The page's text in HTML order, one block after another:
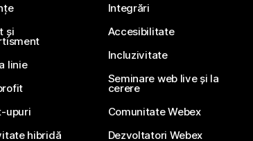
și
linie
upuri
hibridă
Integrări
Accesibilitate
Incluzivitate
Seminare web live și la
cerere
Comunitate Webex
Dezvoltatori Webex